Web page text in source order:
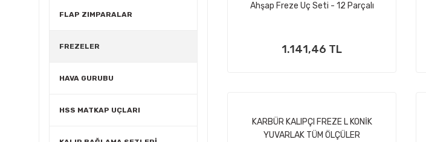
FLAP ZIMPARALAR
FREZELER
HAVA GURUBU
HSS MATKAP UÇLARI
Ahşap Freze Uç Seti - 12 Parçalı
1.141,46 TL
KARBÜR KALIPÇI FREZE L KONİK
YUVARLAK TÜM ÖLÇÜLER